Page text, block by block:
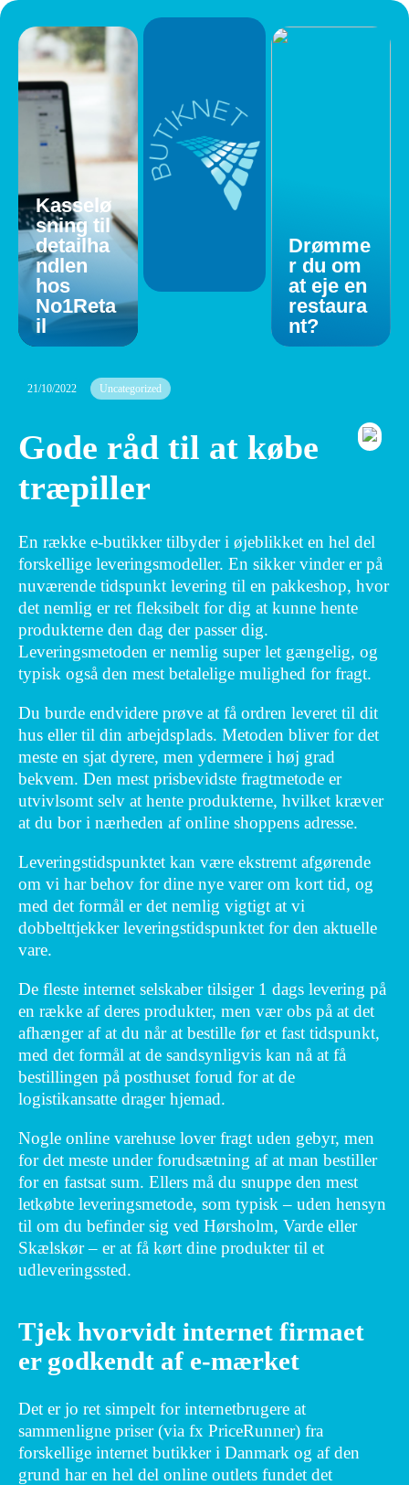
Kasselø
sning til
detailha
ndlen
hos
No1Reta
il
Drømme
r du om
at eje en
restaura
nt?
21/10/2022 Uncategorized
Gode råd til at købe
træpiller
En række e-butikker tilbyder i øjeblikket en hel del
forskellige leveringsmodeller. En sikker vinder er på
nuværende tidspunkt levering til en pakkeshop, hvor
det nemlig er ret fleksibelt for dig at kunne hente
produkterne den dag der passer dig.
Leveringsmetoden er nemlig super let gængelig, og
typisk også den mest betalelige mulighed for fragt.
Du burde endvidere prøve at få ordren leveret til dit
hus eller til din arbejdsplads. Metoden bliver for det
meste en sjat dyrere, men ydermere i høj grad
bekvem. Den mest prisbevidste fragtmetode er
utvivlsomt selv at hente produkterne, hvilket kræver
at du bor i nærheden af online shoppens adresse.
Leveringstidspunktet kan være ekstremt afgørende
om vi har behov for dine nye varer om kort tid, og
med det formål er det nemlig vigtigt at vi
dobbelttjekker leveringstidspunktet for den aktuelle
vare.
De fleste internet selskaber tilsiger 1 dags levering på
en række af deres produkter, men vær obs på at det
afhænger af at du når at bestille før et fast tidspunkt,
med det formål at de sandsynligvis kan nå at få
bestillingen på posthuset forud for at de
logistikansatte drager hjemad.
Nogle online varehuse lover fragt uden gebyr, men
for det meste under forudsætning af at man bestiller
for en fastsat sum. Ellers må du snuppe den mest
letkøbte leveringsmetode, som typisk – uden hensyn
til om du befinder sig ved Hørsholm, Varde eller
Skælskør – er at få kørt dine produkter til et
udleveringssted.
Tjek hvorvidt internet firmaet
er godkendt af e-mærket
Det er jo ret simpelt for internetbrugere at
sammenligne priser (via fx PriceRunner) fra
forskellige internet butikker i Danmark og af den
grund har en hel del online outlets fundet det